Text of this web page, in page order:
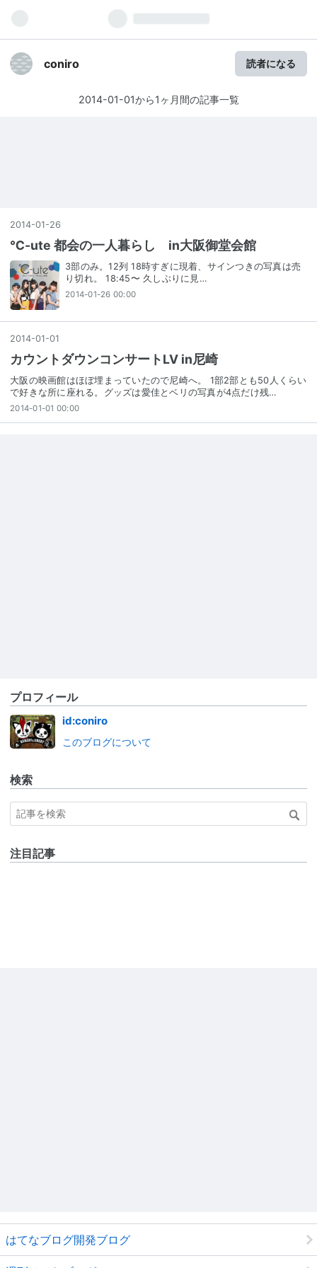
coniro 読者になる
2014-01-01から1ヶ月間の記事一覧
2014-01 -26
℃-ute 都会の一人暮らし in大阪御堂会館
3部のみ。12列 18時すぎに現着、サインつきの写真は売
り切れ。 18:45〜 久しぶりに見…
2014-01-26 00:00
2014-01 -01
カウントダウンコンサートLV in尼崎
大阪の映画館はほぼ埋まっていたので尼崎へ。 1部2部とも50人くらい
で好きな所に座れる。グッズは愛佳とベリの写真が4点だけ残…
2014-01-01 00:00
プロフィール
id:coniro
このブログについて
検索
注目記事
はてなブログ開発ブログ